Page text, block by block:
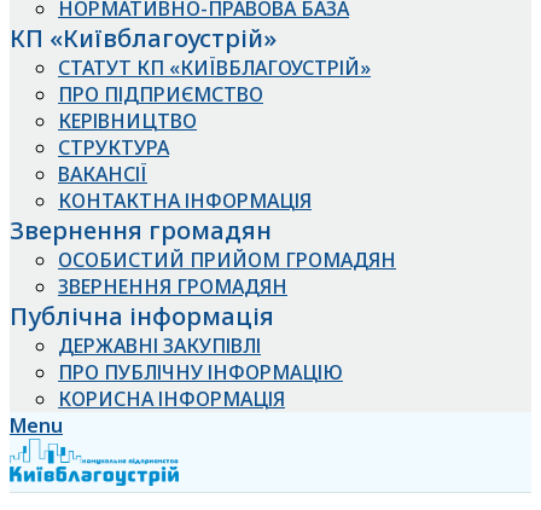
НОРМАТИВНО-ПРАВОВА БАЗА
КП «Київблагоустрій»
СТАТУТ КП «КИЇВБЛАГОУСТРІЙ»
ПРО ПІДПРИЄМСТВО
КЕРІВНИЦТВО
СТРУКТУРА
ВАКАНСІЇ
КОНТАКТНА ІНФОРМАЦІЯ
Звернення громадян
ОСОБИСТИЙ ПРИЙОМ ГРОМАДЯН
ЗВЕРНЕННЯ ГРОМАДЯН
Публічна інформація
ДЕРЖАВНІ ЗАКУПІВЛІ
ПРО ПУБЛІЧНУ ІНФОРМАЦІЮ
КОРИСНА ІНФОРМАЦІЯ
Menu